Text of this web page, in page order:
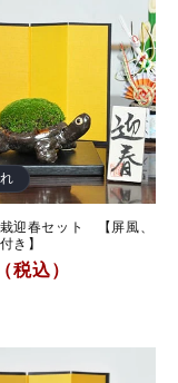
迎春セット 【屏風、
き】
税込）